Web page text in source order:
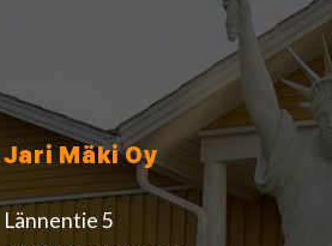
Jari Mäki Oy
Lännentie 5